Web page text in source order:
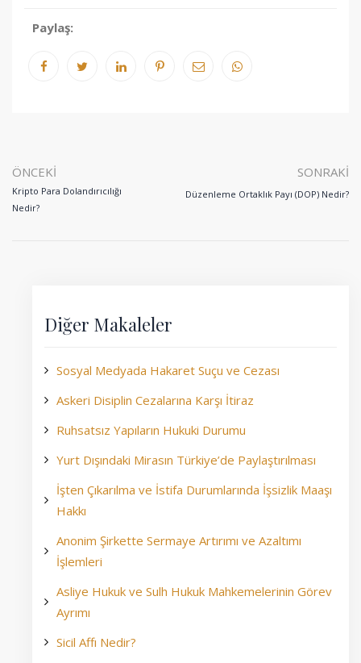
Diğer Makaleler
Sosyal Medyada Hakaret Suçu ve Cezası
Askeri Disiplin Cezalarına Karşı İtiraz
Ruhsatsız Yapıların Hukuki Durumu
Yurt Dışındaki Mirasın Türkiye’de Paylaştırılması
İşten Çıkarılma ve İstifa Durumlarında İşsizlik Maaşı
Hakkı
Anonim Şirkette Sermaye Artırımı ve Azaltımı
İşlemleri
Asliye Hukuk ve Sulh Hukuk Mahkemelerinin Görev
Ayrımı
Sicil Affı Nedir?
Paylaş:
ÖNCEKI
Kripto Para Dolandırıcılığı
Nedir?
SONRAKI
Düzenleme Ortaklık Payı (DOP) Nedir?